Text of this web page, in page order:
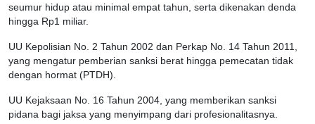
seumur hidup atau minimal empat tahun, serta dikenakan denda
hingga Rp1 miliar.
UU Kepolisian No. 2 Tahun 2002 dan Perkap No. 14 Tahun 2011,
yang mengatur pemberian sanksi berat hingga pemecatan tidak
dengan hormat (PTDH).
UU Kejaksaan No. 16 Tahun 2004, yang memberikan sanksi
pidana bagi jaksa yang menyimpang dari profesionalitasnya.